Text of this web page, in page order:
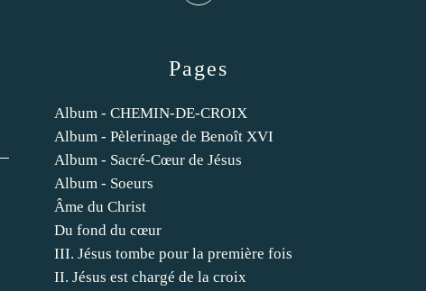
Pages
Album - CHEMIN-DE-CROIX
Album - Pèlerinage de Benoît XVI
Album - Sacré-Cœur de Jésus
Album - Soeurs
Âme du Christ
Du fond du cœur
III. Jésus tombe pour la première fois
II. Jésus est chargé de la croix